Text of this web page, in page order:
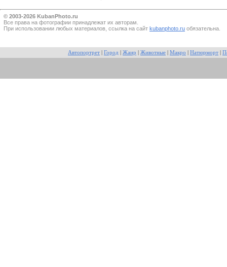
© 2003-2026 KubanPhoto.ru
Все прaва на фотографии принадлежат их авторам.
При использовании любых материалов, ссылка на сайт kubanphoto.ru обязательна.
Автопортрет Город Жанр Животные Макро Натюрморт